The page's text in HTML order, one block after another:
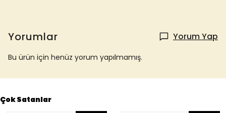
Yorumlar Yorum Yap
Bu ürün için henüz yorum yapılmamış.
Çok Satanlar